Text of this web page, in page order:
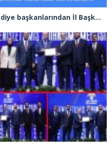
AK Parti’ye katılan ilçe belediye başkanlarından İl Başkanı Özdemir’e ziyaret